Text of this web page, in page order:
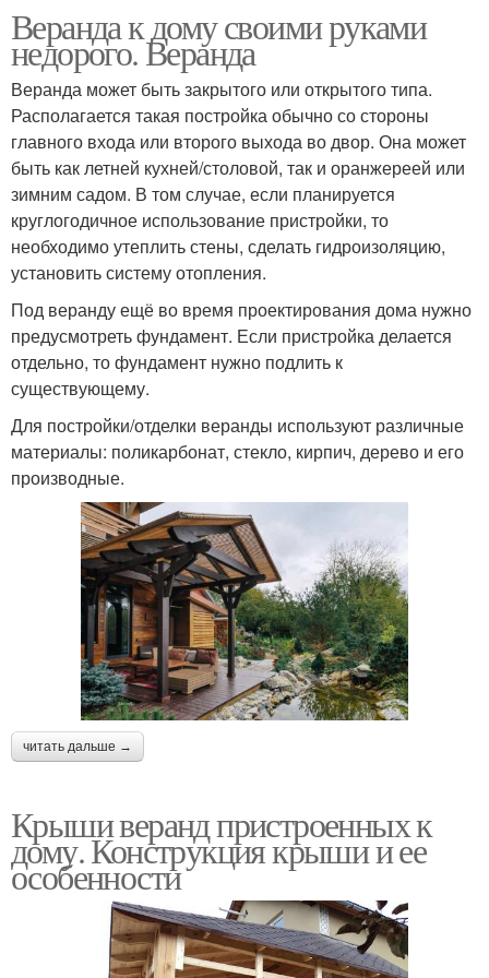
Веранда к дому своими руками
недорого. Веранда
Веранда может быть закрытого или открытого типа.
Располагается такая постройка обычно со стороны
главного входа или второго выхода во двор. Она может
быть как летней кухней/столовой, так и оранжереей или
зимним садом. В том случае, если планируется
круглогодичное использование пристройки, то
необходимо утеплить стены, сделать гидроизоляцию,
установить систему отопления.
Под веранду ещё во время проектирования дома нужно
предусмотреть фундамент. Если пристройка делается
отдельно, то фундамент нужно подлить к
существующему.
Для постройки/отделки веранды используют различные
материалы: поликарбонат, стекло, кирпич, дерево и его
производные.
читать дальше →
Крыши веранд пристроенных к
дому. Конструкция крыши и ее
особенности